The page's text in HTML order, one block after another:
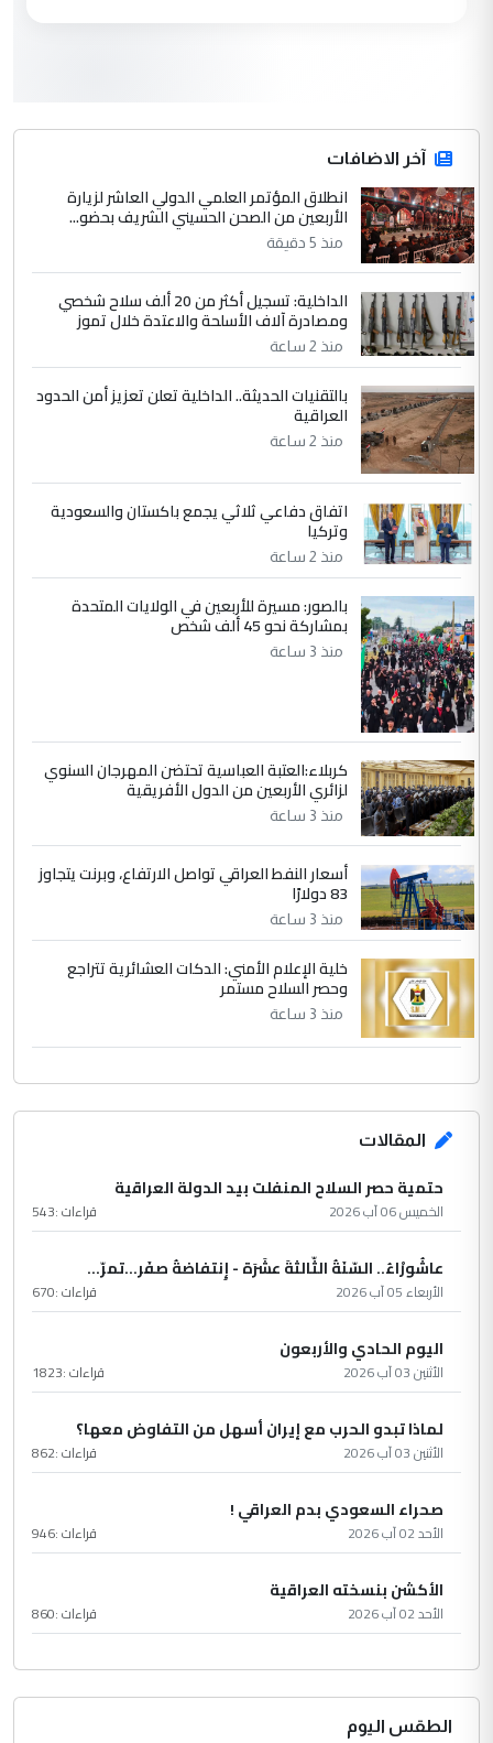
التعليق : قرار مستعجل جدا ولامصلحة فيه
للوزاره ولا للمواطن القرار الصائب يكون بعد
الاستماع للمدير ومغرفة ...
الموضوع :
وزير الصحة يعفي مدير مستشفى الكرخ
العام في بغداد
4 سردار
التعليق : واحد من عصابة علي ماما يسقط
جنسية الرافد الثالث للعراق ومن اصول عريقة
ابا فرات ...
الموضوع :
الجواهري يرد على صدام حسين سل
مضجعيك يابن الزنا (نص كامل)
5 سردار
التعليق : واحد من عصابة علي ماما يسقط
جنسية الرافد الثالث للعراق ومن اصول عريقة
ابا فرات ...
الموضوع :
الجواهري يرد على صدام حسين سل
مضجعيك يابن الزنا (نص كامل)
آخر الاضافات
انطلاق المؤتمر العلمي الدولي العاشر لزيارة
الأربعين من الصحن الحسيني الشريف بحضو...
منذ 5 دقيقة
الداخلية: تسجيل أكثر من 20 ألف سلاح شخصي
ومصادرة آلاف الأسلحة والاعتدة خلال تموز
منذ 2 ساعة
بالتقنيات الحديثة.. الداخلية تعلن تعزيز أمن الحدود
العراقية
منذ 2 ساعة
اتفاق دفاعي ثلاثي يجمع باكستان والسعودية
وتركيا
منذ 2 ساعة
بالصور: مسيرة للأربعين في الولايات المتحدة
بمشاركة نحو 45 ألف شخص
منذ 3 ساعة
كربلاء:العتبة العباسية تحتضن المهرجان السنوي
لزائري الأربعين من الدول الأفريقية
منذ 3 ساعة
أسعار النفط العراقي تواصل الارتفاع، وبرنت يتجاوز
83 دولارًا
منذ 3 ساعة
خلية الإعلام الأمني: الدكات العشائرية تتراجع
وحصر السلاح مستمر
منذ 3 ساعة
المقالات
حتمية حصر السلاح المنفلت بيد الدولة العراقية
الخميس 06 آب 2026 قراءات :543
عاشُورْاءُ.. السّنَةُ الثّالثةَ عشَرَة - إِنتفاضةُ صفَر…تمرّ...
الأربعاء 05 آب 2026 قراءات :670
اليوم الحادي والأربعون
الأثنين 03 آب 2026 قراءات :1823
لماذا تبدو الحرب مع إيران أسهل من التفاوض معها؟
الأثنين 03 آب 2026 قراءات :862
صحراء السعودي بدم العراقي !
الأحد 02 آب 2026 قراءات :946
الأكشن بنسخته العراقية
الأحد 02 آب 2026 قراءات :860
الطقس اليوم